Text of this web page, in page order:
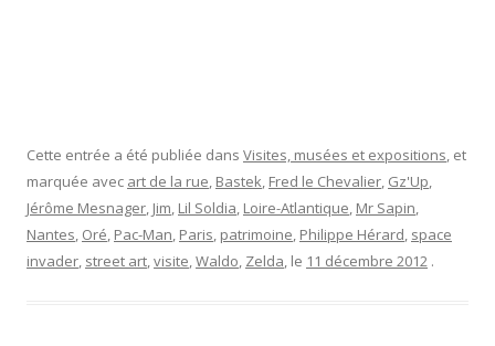
Cette entrée a été publiée dans Visites, musées et expositions, et
marquée avec art de la rue, Bastek, Fred le Chevalier, Gz'Up,
Jérôme Mesnager, Jim, Lil Soldia, Loire-Atlantique, Mr Sapin,
Nantes, Oré, Pac-Man, Paris, patrimoine, Philippe Hérard, space
invader, street art,visite,Waldo, Zelda, le 11 décembre 2012 .